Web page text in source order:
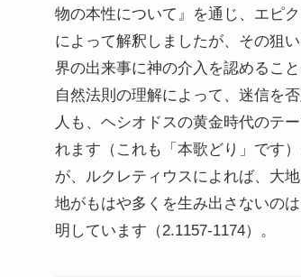
物の本性について』を通じ、エピ
によって解釈しましたが、その狙
界の出来事に神の介入を認めるこ
自然法則の理解によって、迷信を
人も、ヘシオドスの黄金時代のテ
れます（これも「本歌どり」です
が、ルクレティウスによれば、大
地がもはや多くを生み出さないの
明しています（2.1157-1174）。